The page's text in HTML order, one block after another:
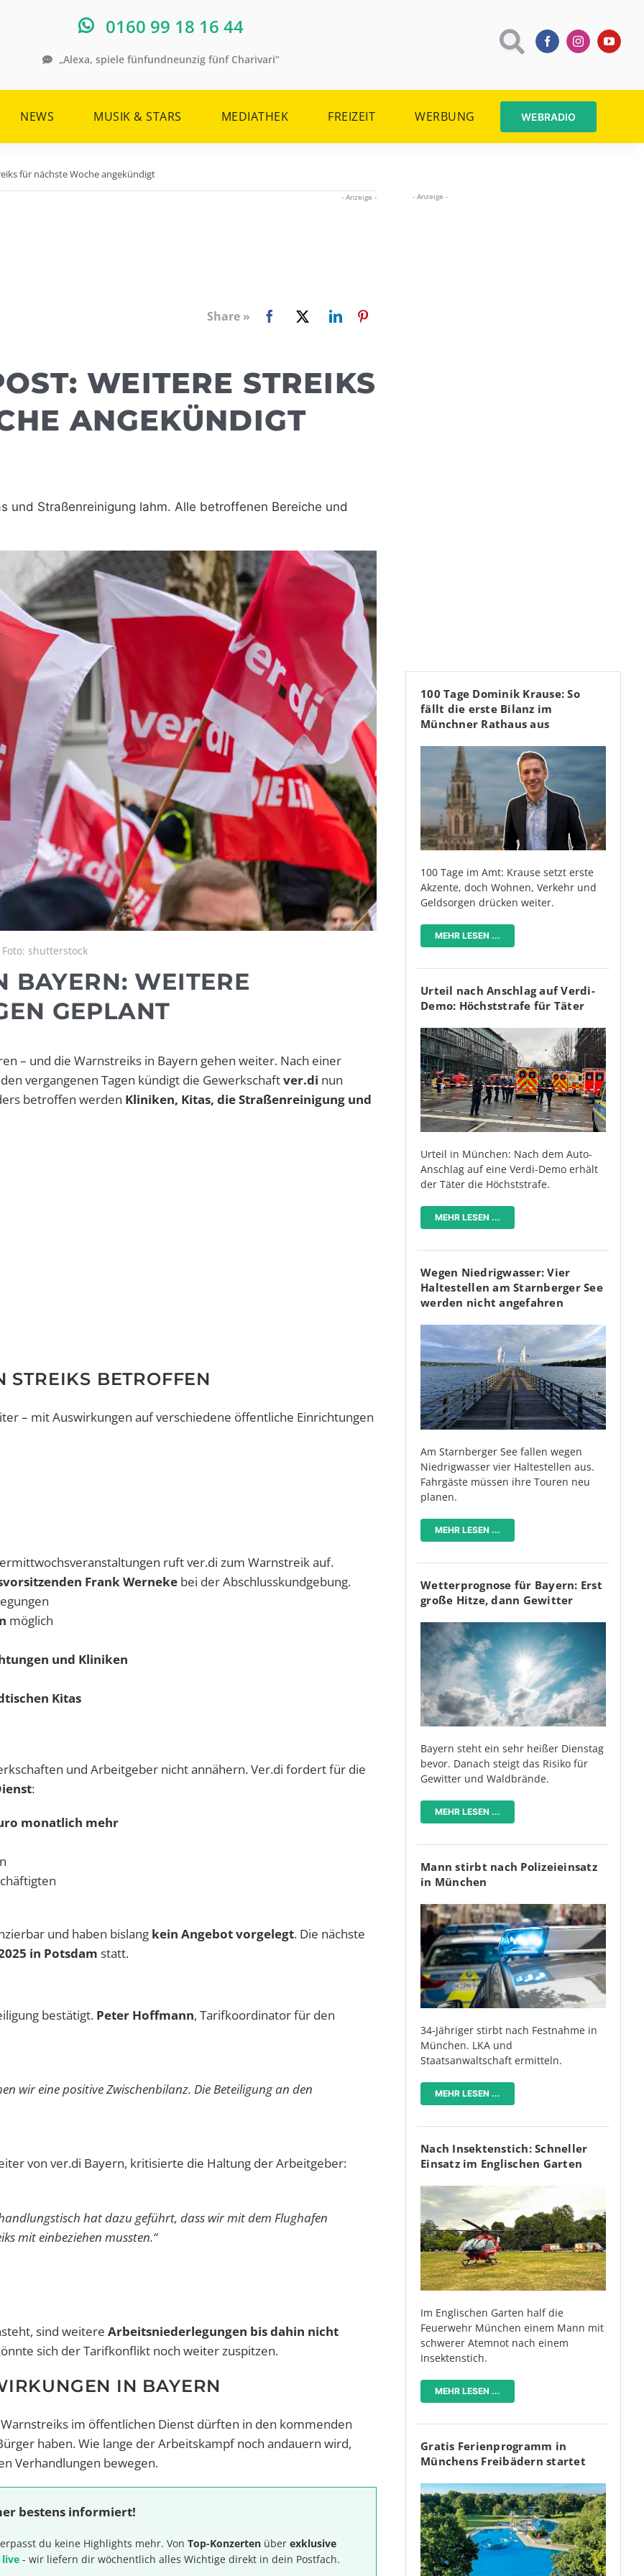
0160 99 18 16 44
„Alexa, spiele fünfundneunzig fünf Charivari“
NEWS MUSIK & STARS MEDIATHEK FREIZEIT WERBUNG WEBRADIO
für nächste Woche angekündigt
- Anzeige -
Share »
WEITERE STREIKS
ANGEKÜNDIGT
und Straßenreinigung lahm. Alle betroffenen Bereiche und
shutterstock
BAYERN: WEITERE
GEPLANT
– und die Warnstreiks in Bayern gehen weiter. Nach einer
vergangenen Tagen kündigt die Gewerkschaftver.di nun
betroffen werden Kliniken, Kitas, die Straßenreinigung und
BETROFFEN
– mit Auswirkungen auf verschiedene öffentliche Einrichtungen
ruft ver.di zum Warnstreik auf.
Frank Werneke bei der Abschlusskundgebung.
möglich
und Kliniken
Kitas
und Arbeitgeber nicht annähern. Ver.di fordert für die
:
monatlich mehr
und haben bislang kein Angebot vorgelegt. Die nächste
in Potsdam statt.
bestätigt. Peter Hoffmann, Tarifkoordinator für den
wir eine positive Zwischenbilanz. Die Beteiligung an den
von ver.di Bayern, kritisierte die Haltung der Arbeitgeber:
hat dazu geführt, dass wir mit dem Flughafen
mit einbeziehen mussten.“
sind weitere Arbeitsniederlegungen bis dahin nicht
sich der Tarifkonflikt noch weiter zuspitzen.
IN BAYERN
im öffentlichen Dienst dürften in den kommenden
haben. Wie lange der Arbeitskampf noch andauern wird,
Verhandlungen bewegen.
bestens informiert!
du keine Highlights mehr. Von Top-Konzerten über exklusive
live - wir liefern dir wöchentlich alles Wichtige direkt in dein Postfach.
- Anzeige -
100 Tage Dominik Krause: So
fällt die erste Bilanz im
Münchner Rathaus aus
100 Tage im Amt: Krause setzt erste
Akzente, doch Wohnen, Verkehr und
Geldsorgen drücken weiter.
MEHR LESEN ...
Urteil nach Anschlag auf Verdi-
Demo: Höchststrafe für Täter
Urteil in München: Nach dem Auto-
Anschlag auf eine Verdi-Demo erhält
der Täter die Höchststrafe.
MEHR LESEN ...
Wegen Niedrigwasser: Vier
Haltestellen am Starnberger See
werden nicht angefahren
Am Starnberger See fallen wegen
Niedrigwasser vier Haltestellen aus.
Fahrgäste müssen ihre Touren neu
planen.
MEHR LESEN ...
Wetterprognose für Bayern: Erst
große Hitze, dann Gewitter
Bayern steht ein sehr heißer Dienstag
bevor. Danach steigt das Risiko für
Gewitter und Waldbrände.
MEHR LESEN ...
Mann stirbt nach Polizeieinsatz
in München
34-Jähriger stirbt nach Festnahme in
München. LKA und
Staatsanwaltschaft ermitteln.
MEHR LESEN ...
Nach Insektenstich: Schneller
Einsatz im Englischen Garten
Im Englischen Garten half die
Feuerwehr München einem Mann mit
schwerer Atemnot nach einem
Insektenstich.
MEHR LESEN ...
Gratis Ferienprogramm in
Münchens Freibädern startet